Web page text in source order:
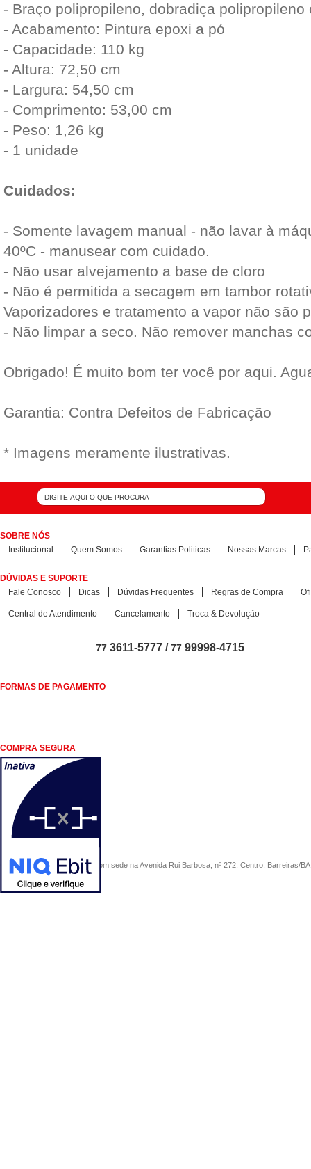
- Braço polipropileno, dobradiça polipropileno
- Acabamento: Pintura epoxi a pó
- Capacidade: 110 kg
- Altura: 72,50 cm
- Largura: 54,50 cm
- Comprimento: 53,00 cm
- Peso: 1,26 kg
- 1 unidade
Cuidados:
- Somente lavagem manual - não lavar à
40ºC - manusear com cuidado.
- Não usar alvejamento a base de cloro
- Não é permitida a secagem em tambor
Vaporizadores e tratamento a vapor não são
- Não limpar a seco. Não remover manchas
Obrigado! É muito bom ter você por aqui.
Garantia: Contra Defeitos de Fabricação
* Imagens meramente ilustrativas.
SOBRE NÓS
Institucional
Quem Somos Garantias Politicas Nossas Marcas
DÚVIDAS E SUPORTE
Fale Conosco
Dicas Dúvidas Frequentes Regras de Compra
Central de Atendimento Cancelamento Troca & Devolução
77 3611-5777 /77 99998-4715
FORMAS DE PAGAMENTO
COMPRA SEGURA
COMERCIAL SÃO PAULO, com sede na Avenida Rui Barbosa, nº 272, Centro, Barreiras/